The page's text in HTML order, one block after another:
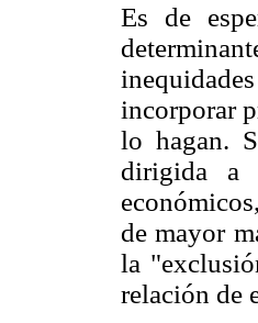
Es de
incorporar
lo hagan.
dirigida a
de mayor
la
relación de